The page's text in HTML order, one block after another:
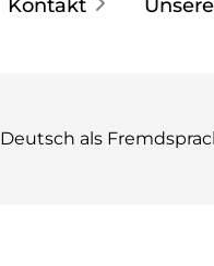
Kontakt
Deutsch als